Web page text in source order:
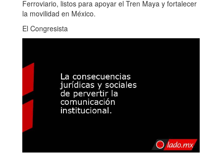
Ferroviario, listos para apoyar el Tren Maya y fortalecer
la movilidad en México.
El Congresista